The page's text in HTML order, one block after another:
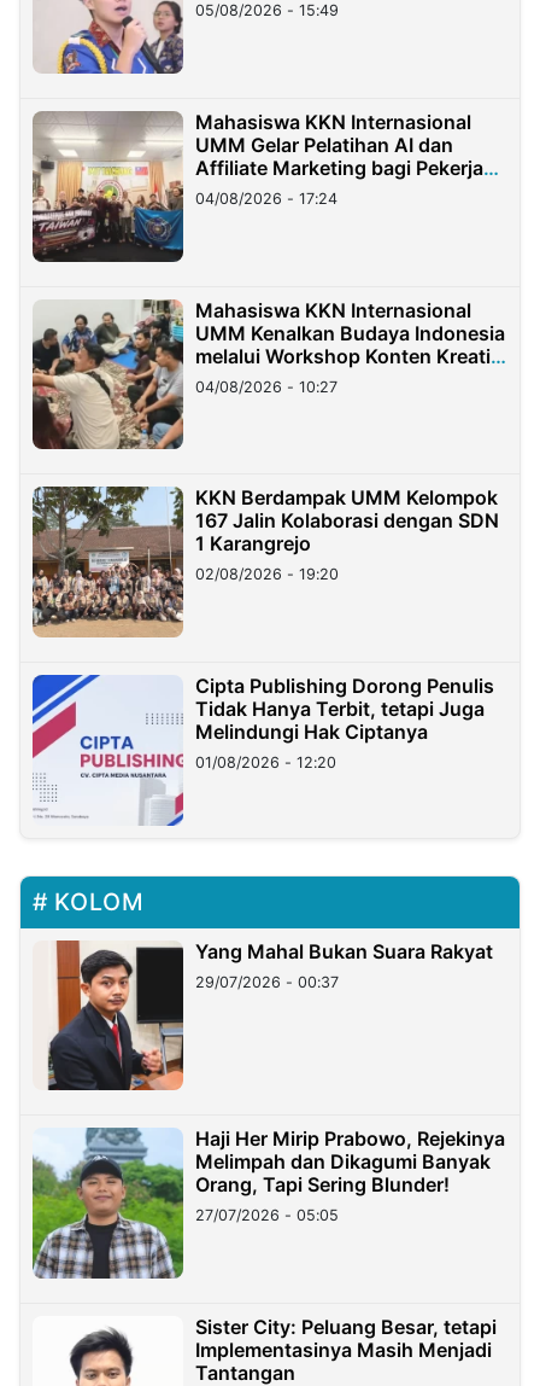
05/08/2026 - 15:49
Mahasiswa KKN Internasional
UMM Gelar Pelatihan AI dan
Affiliate Marketing bagi Pekerja
Migran Indonesia di Taiwan
04/08/2026 - 17:24
Mahasiswa KKN Internasional
UMM Kenalkan Budaya Indonesia
melalui Workshop Konten Kreatif
di Taiwan
04/08/2026 - 10:27
KKN Berdampak UMM Kelompok
167 Jalin Kolaborasi dengan SDN
1 Karangrejo
02/08/2026 - 19:20
Cipta Publishing Dorong Penulis
Tidak Hanya Terbit, tetapi Juga
Melindungi Hak Ciptanya
01/08/2026 - 12:20
KOLOM
Yang Mahal Bukan Suara Rakyat
29/07/2026 - 00:37
Haji Her Mirip Prabowo, Rejekinya
Melimpah dan Dikagumi Banyak
Orang, Tapi Sering Blunder!
27/07/2026 - 05:05
Sister City: Peluang Besar, tetapi
Implementasinya Masih Menjadi
Tantangan